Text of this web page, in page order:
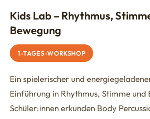
Kids Lab – Rhythmus,
Bewegung
1-TAGES-WORKSHOP
Ein spielerischer und
Einführung in Rhythmus, Stimme und
Schüler:innen erkunden Body